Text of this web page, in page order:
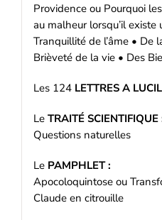
Providence ou Pourquoi
au malheur lorsqu’il
Tranquillité de l’âme • De
Brièveté de la vie • Des
Les 124 LETTRES A
Le TRAITÉ SCIENTIFIQUE
Questions naturelles
Le PAMPHLET :
Apocoloquintose ou
Claude en citrouille